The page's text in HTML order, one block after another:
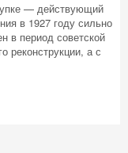
— действующий
в 1927 году сильно
в период советской
реконструкции, а с